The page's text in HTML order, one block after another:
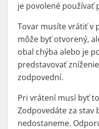
je povolené používať
Tovar musíte vrátiť v
môže byť otvorený,
obal chýba alebo je
predstavovať
zodpovední.
Pri vrátení musí byť
Zodpovedáte za stav
nedostaneme.